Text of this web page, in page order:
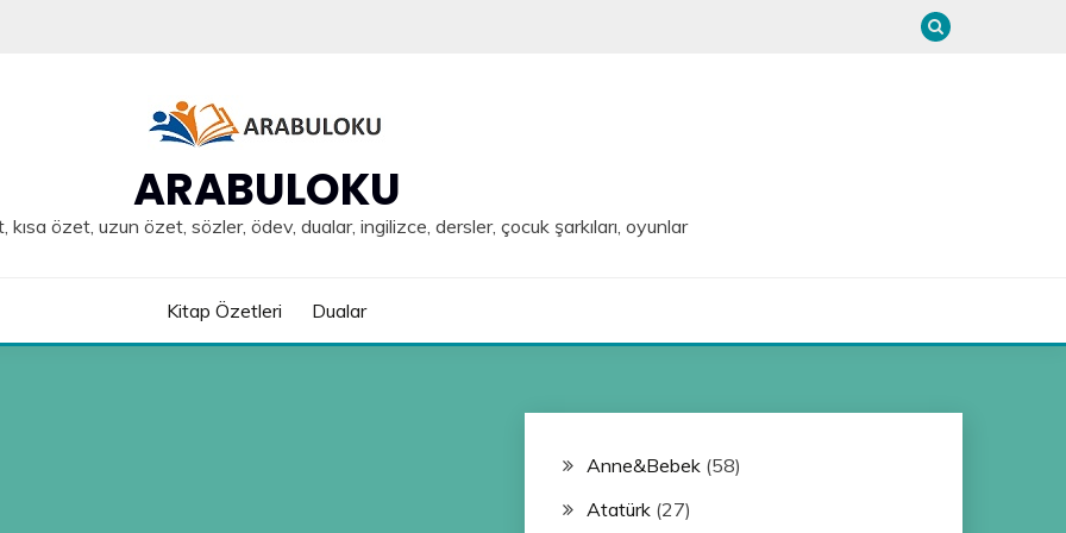
ARABULOKU
özet, uzun özet, sözler, ödev, dualar, ingilizce, dersler, çocuk şarkıları, oyunlar
Kitap Özetleri Dualar
Anne&Bebek(58)
Atatürk(27)